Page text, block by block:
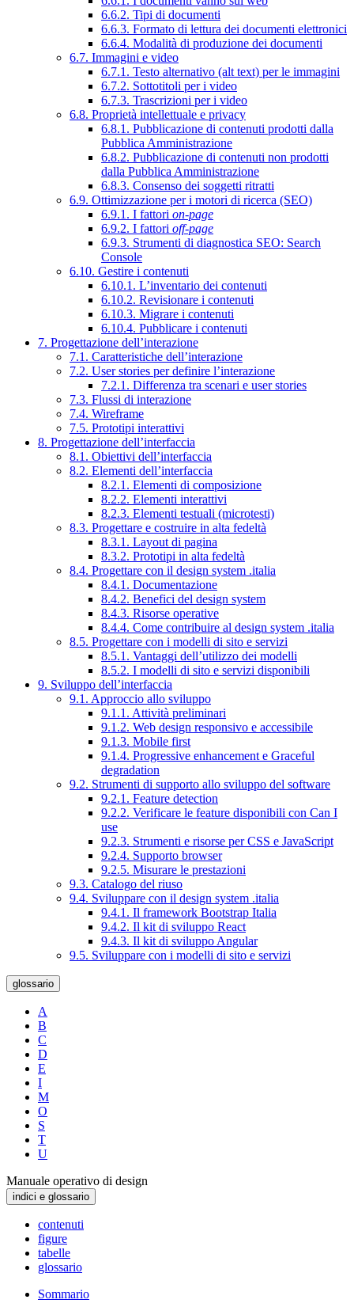
6.6.2. Tipi di documenti
6.6.3. Formato di lettura dei documenti elettronici
6.6.4. Modalità di produzione dei documenti
6.7. Immagini e video
6.7.1. Testo alternativo (alt text) per le immagini
6.7.2. Sottotitoli per i video
6.7.3. Trascrizioni per i video
6.8. Proprietà intellettuale e privacy
6.8.1. Pubblicazione di contenuti prodotti dalla
Pubblica Amministrazione
6.8.2. Pubblicazione di contenuti non prodotti
dalla Pubblica Amministrazione
6.8.3. Consenso dei soggetti ritratti
6.9. Ottimizzazione per i motori di ricerca (SEO)
6.9.1. I fattori on-page
6.9.2. I fattori off-page
6.9.3. Strumenti di diagnostica SEO: Search
Console
6.10. Gestire i contenuti
6.10.1. L’inventario dei contenuti
6.10.2. Revisionare i contenuti
6.10.3. Migrare i contenuti
6.10.4. Pubblicare i contenuti
7. Progettazione dell’interazione
7.1. Caratteristiche dell’interazione
7.2. User stories per definire l’interazione
7.2.1. Differenza tra scenari e user stories
7.3. Flussi di interazione
7.4. Wireframe
7.5. Prototipi interattivi
8. Progettazione dell’interfaccia
8.1. Obiettivi dell’interfaccia
8.2. Elementi dell’interfaccia
8.2.1. Elementi di composizione
8.2.2. Elementi interattivi
8.2.3. Elementi testuali (microtesti)
8.3. Progettare e costruire in alta fedeltà
8.3.1. Layout di pagina
8.3.2. Prototipi in alta fedeltà
8.4. Progettare con il design system .italia
8.4.1. Documentazione
8.4.2. Benefici del design system
8.4.3. Risorse operative
8.4.4. Come contribuire al design system .italia
8.5. Progettare con i modelli di sito e servizi
8.5.1. Vantaggi dell’utilizzo dei modelli
8.5.2. I modelli di sito e servizi disponibili
9. Sviluppo dell’interfaccia
9.1. Approccio allo sviluppo
9.1.1. Attività preliminari
9.1.2. Web design responsivo e accessibile
9.1.3. Mobile first
9.1.4. Progressive enhancement e Graceful
degradation
9.2. Strumenti di supporto allo sviluppo del software
9.2.1. Feature detection
9.2.2. Verificare le feature disponibili con Can I
use
9.2.3. Strumenti e risorse per CSS e JavaScript
9.2.4. Supporto browser
9.2.5. Misurare le prestazioni
9.3. Catalogo del riuso
9.4. Sviluppare con il design system .italia
9.4.1. Il framework Bootstrap Italia
9.4.2. Il kit di sviluppo React
9.4.3. Il kit di sviluppo Angular
9.5. Sviluppare con i modelli di sito e servizi
glossario
A
B
C
D
E
I
M
O
S
T
U
Manuale operativo di design
indici e glossario
contenuti
figure
tabelle
glossario
Sommario